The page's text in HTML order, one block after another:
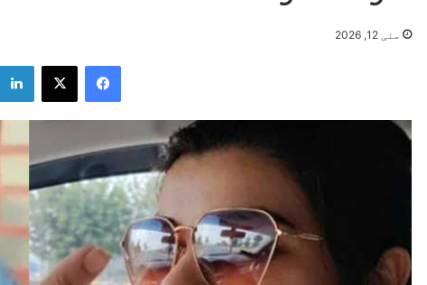
مئی 12, 2026